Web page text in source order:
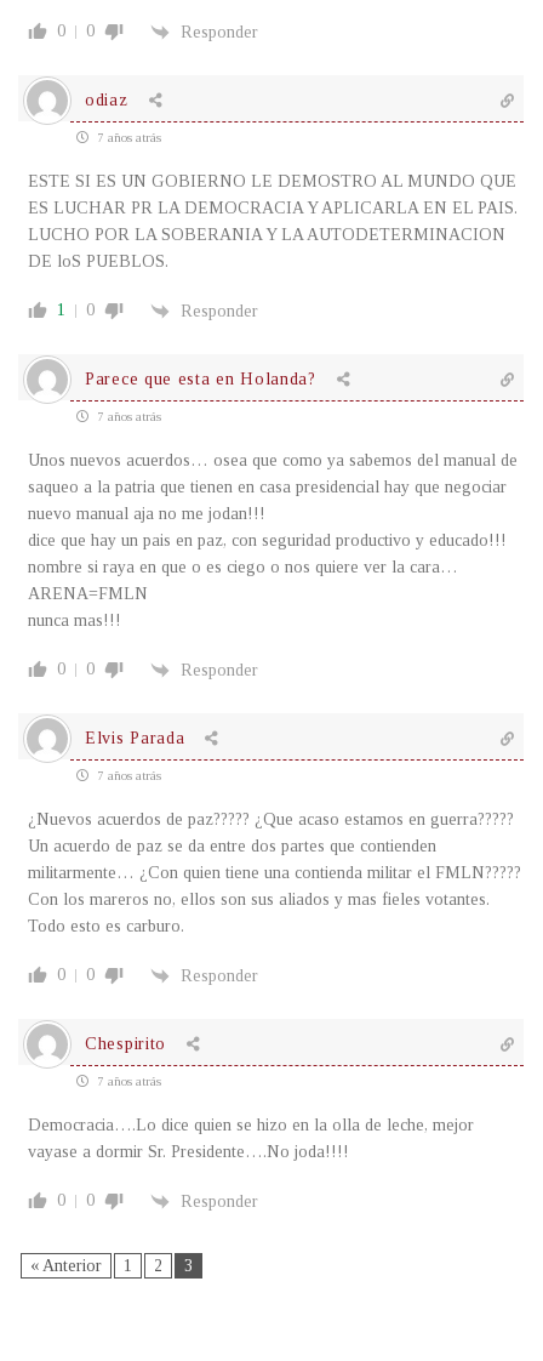
0 0 Responder
odiaz
7 años atrás
ESTE SI ES UN GOBIERNO LE DEMOSTRO AL MUNDO QUE
ES LUCHAR PR LA DEMOCRACIA Y APLICARLA EN EL PAIS.
LUCHO POR LA SOBERANIA Y LA AUTODETERMINACION
DE loS PUEBLOS.
1 0 Responder
Parece que esta en Holanda?
7 años atrás
Unos nuevos acuerdos… osea que como ya sabemos del manual de
saqueo a la patria que tienen en casa presidencial hay que negociar
nuevo manual aja no me jodan!!!
dice que hay un pais en paz, con seguridad productivo y educado!!!
nombre si raya en que o es ciego o nos quiere ver la cara…
ARENA=FMLN
nunca mas!!!
0 0 Responder
Elvis Parada
7 años atrás
¿Nuevos acuerdos de paz????? ¿Que acaso estamos en guerra?????
Un acuerdo de paz se da entre dos partes que contienden
militarmente… ¿Con quien tiene una contienda militar el FMLN?????
Con los mareros no, ellos son sus aliados y mas fieles votantes.
Todo esto es carburo.
0 0 Responder
Chespirito
7 años atrás
Democracia….Lo dice quien se hizo en la olla de leche, mejor
vayase a dormir Sr. Presidente….No joda!!!!
0 0 Responder
« Anterior 1 2 3